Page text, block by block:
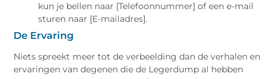
kun je bellen naar [Telefoonnummer] of een e-mail
sturen naar [E-mailadres].
De Ervaring
Niets spreekt meer tot de verbeelding dan de verhalen en
ervaringen van degenen die de Legerdump al hebben